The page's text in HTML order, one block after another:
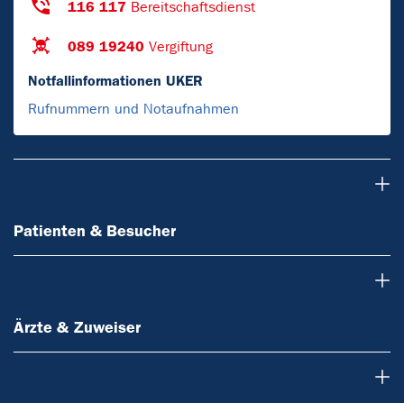
116 117 Bereitschaftsdienst
089 19240 Vergiftung
Notfallinformationen UKER
Rufnummern und Notaufnahmen
Patienten & Besucher
Ärzte & Zuweiser